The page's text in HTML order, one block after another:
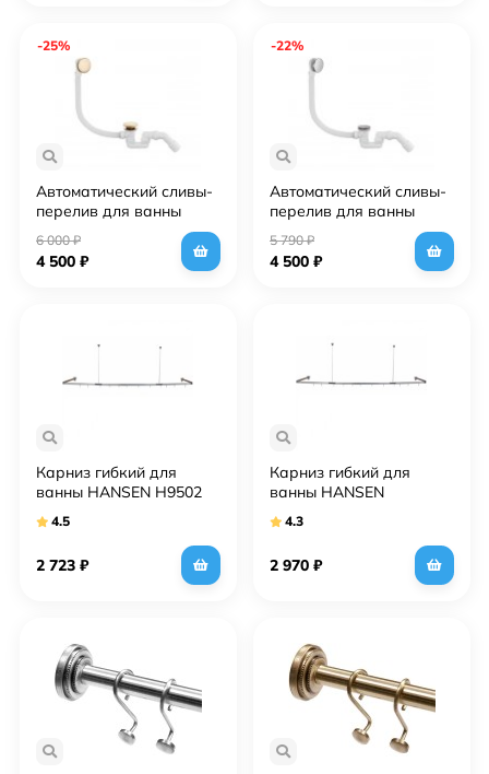
-25%
Автоматический сливы-
перелив для ванны
Grocenberg GB230MG
Золото матовый
6 000₽
4 500 ₽
-22%
Автоматический сливы-
перелив для ванны
Grocenberg GB230NK
Никель
5 790₽
4 500 ₽
Карниз гибкий для
ванны HANSEN H9502
4.5
2 723 ₽
Карниз гибкий для
ванны HANSEN
4.3
2 970 ₽